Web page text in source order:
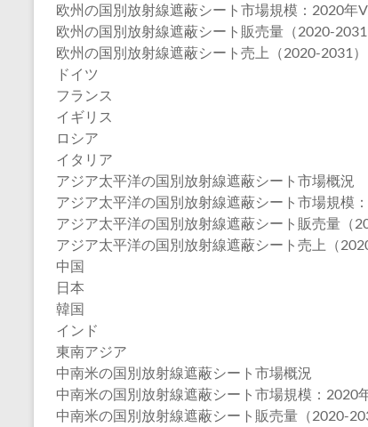
欧州の国別放射線遮蔽シート市場規模：2020年
欧州の国別放射線遮蔽シート販売量（2020-2031
欧州の国別放射線遮蔽シート売上（2020-2031）
ドイツ
フランス
イギリス
ロシア
イタリア
アジア太平洋の国別放射線遮蔽シート市場概況
アジア太平洋の国別放射線遮蔽シート市場規模
アジア太平洋の国別放射線遮蔽シート販売量（
アジア太平洋の国別放射線遮蔽シート売上（
中国
日本
韓国
インド
東南アジア
中南米の国別放射線遮蔽シート市場概況
中南米の国別放射線遮蔽シート市場規模：2020
中南米の国別放射線遮蔽シート販売量（2020-